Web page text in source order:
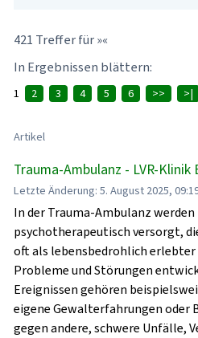
421 Treffer für »«
In Ergebnissen blättern:
1 2 3 4 5 6 >> >|
Artikel
Trauma-Ambulanz - LVR-
Letzte Änderung: 5. August 2025,
In der Trauma-Ambulanz
psychotherapeutisch versorgt,
oft als lebensbedrohlich erlebter
Probleme und Störungen
Ereignissen gehören
eigene Gewalterfahrungen oder
gegen andere, schwere Unfälle,